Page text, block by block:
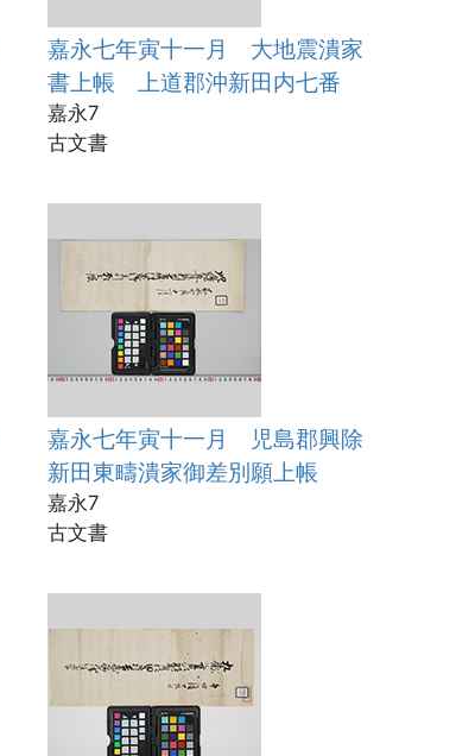
嘉永七年寅十一月 大地震潰家
書上帳 上道郡沖新田内七番
嘉永7
古文書
嘉永七年寅十一月 児島郡興除
新田東疇潰家御差別願上帳
嘉永7
古文書